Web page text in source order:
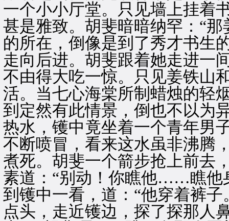
一个小小厅堂。只见墙上挂着
甚是雅致。胡斐暗暗纳罕：“
的所在，倒像是到了秀才书生
走向后进。胡斐跟着她走进一
不由得大吃一惊。只见姜铁山
活。当七心海棠所制蜡烛的轻
到定然有此情景，倒也不以为
热水，镬中竟坐着一个青年男
不断喷冒，看来这水虽非沸腾
煮死。胡斐一个箭步抢上前去
素道：“别动！你瞧他……瞧他
到镬中一看，道：“他穿着裤
点头，走近镬边，探了探那人